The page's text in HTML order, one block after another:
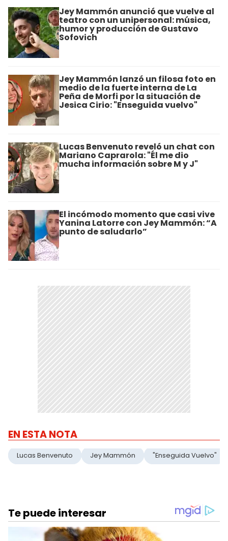
Jey Mammón anunció que vuelve al
teatro con un unipersonal: música,
humor y producción de Gustavo
Sofovich
Jey Mammón lanzó un filosa foto en
medio de la fuerte interna de La
Peña de Morfi por la situación de
Jesica Cirio: "Enseguida vuelvo"
Lucas Benvenuto reveló un chat con
Mariano Caprarola: "Él me dio
mucha información sobre M y J"
El incómodo momento que casi vive
Yanina Latorre con Jey Mammón: “A
punto de saludarlo”
EN ESTA NOTA
Lucas Benvenuto Jey Mammón "Enseguida Vuelvo"